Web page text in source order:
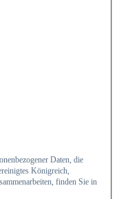
Daten, die
Königreich,
finden Sie in